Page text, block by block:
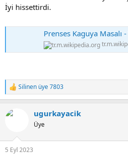
İyi hissettirdi.
Prenses Kaguya Masalı
T
e
k
Silinen üye 7803
ugurkayacik
Üye
5 Eyl 2023